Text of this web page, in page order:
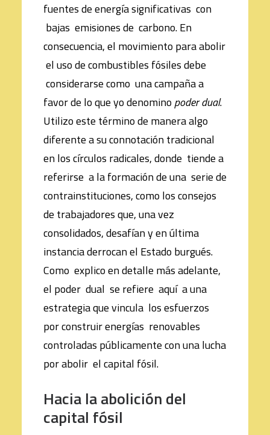
fuentes de energía significativas con
bajas emisiones de carbono. En
consecuencia, el movimiento para abolir
el uso de combustibles fósiles debe
considerarse como una campaña a
favor de lo que yo denomino poder dual.
Utilizo este término de manera algo
diferente a su connotación tradicional
en los círculos radicales, donde tiende a
referirse a la formación de una serie de
contrainstituciones, como los consejos
de trabajadores que, una vez
consolidados, desafían y en última
instancia derrocan el Estado burgués.
Como explico en detalle más adelante,
el poder dual se refiere aquí a una
estrategia que vincula los esfuerzos
por construir energías renovables
controladas públicamente con una lucha
por abolir el capital fósil.
Hacia la abolición del
capital fósil